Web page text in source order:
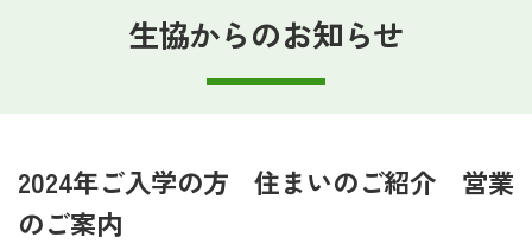
生協からのお知らせ
2024年ご入学の方 住まいのご紹介 営業
のご案内